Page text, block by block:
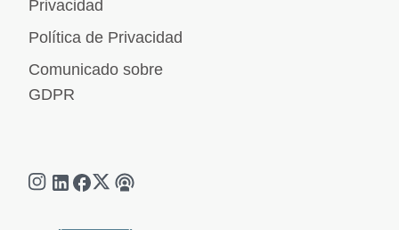
Privacidad
Política de Privacidad
Comunicado sobre
GDPR